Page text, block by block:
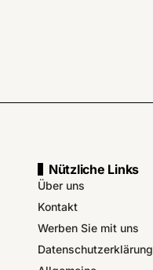
Nützliche Links
Über uns
Kontakt
Werben Sie mit uns
Datenschutzerklärung